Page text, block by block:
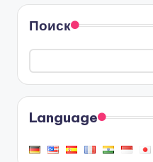
Поиск
Language